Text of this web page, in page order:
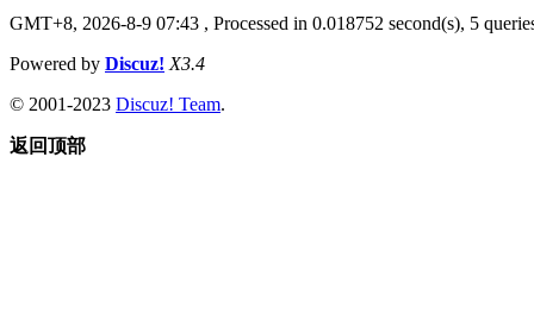
GMT+8, 2026-8-9 07:43 , Processed in 0.018752 second(s), 5
Powered by Discuz! X3.4
© 2001-2023 Discuz! Team.
返回顶部